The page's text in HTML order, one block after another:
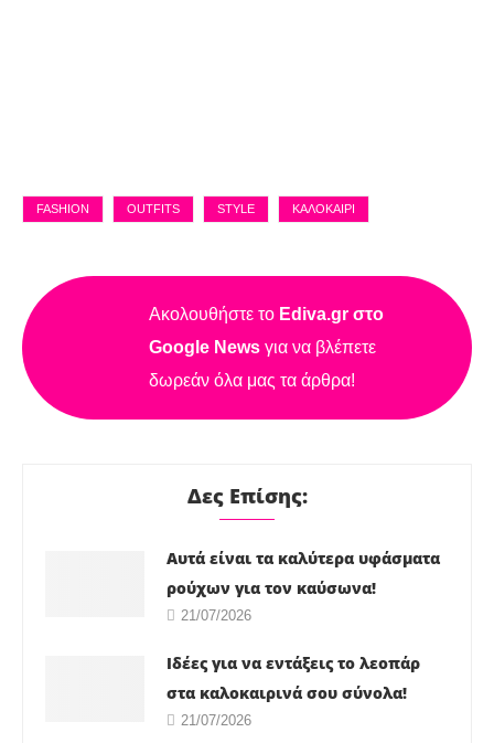
FASHION OUTFITS STYLE ΚΑΛΟΚΑΊΡΙ
Ακολουθήστε το Ediva.gr στο
Google News για να βλέπετε
δωρεάν όλα μας τα άρθρα!
Δες Επίσης:
Αυτά είναι τα καλύτερα υφάσματα
ρούχων για τον καύσωνα!
21/07/2026
Ιδέες για να εντάξεις το λεοπάρ
στα καλοκαιρινά σου σύνολα!
21/07/2026